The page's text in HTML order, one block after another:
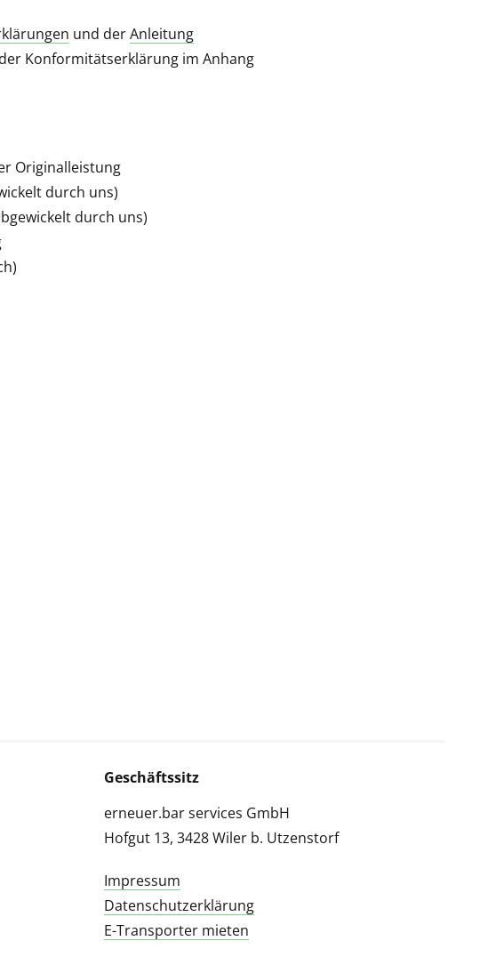
und derAnleitung
Konformitätserklärung im Anhang
Originalleistung
durch uns)
durch uns)
Geschäftssitz
erneuer.bar services GmbH
Hofgut 13, 3428 Wiler b. Utzenstorf
Impressum
Datenschutzerklärung
E-Transporter mieten